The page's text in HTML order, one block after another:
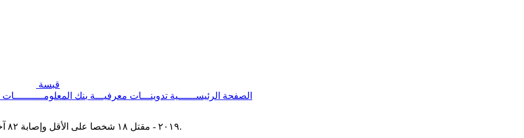
قبسة
الصفحة الرئيســــــية تدوينـــات معرفيـــة بنك المعلومــــــــــات
٢٠١٩ - مقتل ١٨ شخصا على الأقل وإصابة ٨٢ آخرين في تفجير بكاتدرائية سيدة جبل الكرمل بجزيرة جولو في الفلبين.